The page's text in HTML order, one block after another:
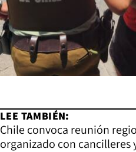
LEE TAMBIÉN:
Chile convoca reunión
organizado con